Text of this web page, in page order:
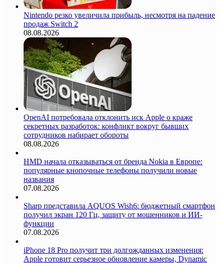
Nintendo резко увеличила прибыль, несмотря на падение
продаж Switch 2
08.08.2026
OpenAI потребовала отклонить иск Apple о краже
секретных разработок: конфликт вокруг бывших
сотрудников набирает обороты
08.08.2026
HMD начала отказываться от бренда Nokia в Европе:
популярные кнопочные телефоны получили новые
названия
07.08.2026
Sharp представила AQUOS Wish6: бюджетный смартфон
получил экран 120 Гц, защиту от мошенников и ИИ-
функции
07.08.2026
iPhone 18 Pro получит три долгожданных изменения:
Apple готовит серьезное обновление камеры, Dynamic